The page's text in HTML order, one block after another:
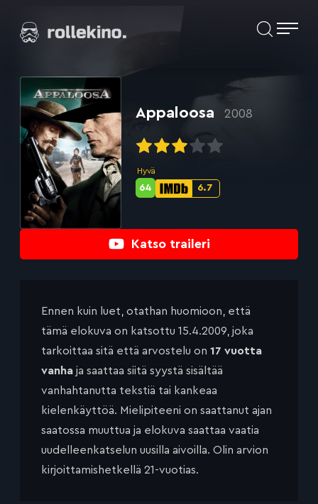
suoraan
Elokuvat ja elokuva-arviot | Rollekino.fi
jälkeen.
Katso traileri
Appaloosa 2008
Hyvä
IMDb-
6.7
Metascore-
64
Ennen kuin luet, otathan huomioon, että
tämä elokuva on katsottu 15.4.2009, joka
tarkoittaa sitä että arvostelu on 17 vuotta
vanha ja saattaa siitä syystä sisältää
vanhahtanutta tekstiä tai kankeaa
kielenkäyttöä. Mielipiteeni on saattanut ajan
saatossa muuttua ja elokuva saattaa vaatia
uudelleenkatselun uusilla aivoilla. Olin arvion
kirjoittamishetkellä 21-vuotias.